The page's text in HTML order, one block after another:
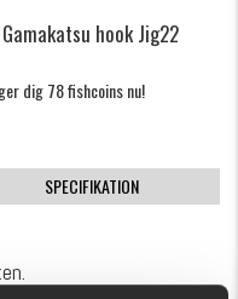
hook Jig22
dig 78 fishcoins nu!
SPECIFIKATION